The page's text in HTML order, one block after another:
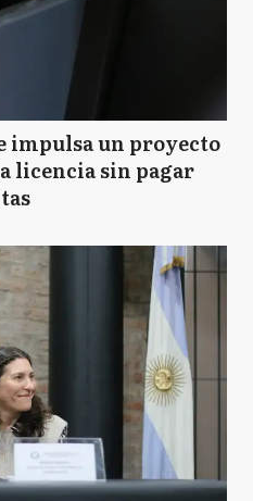
impulsa un proyecto
licencia sin pagar